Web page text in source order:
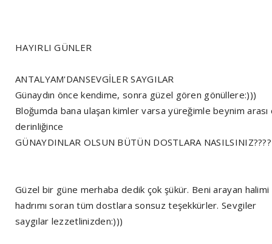
HAYIRLI GÜNLER
ANTALYAM'DANSEVGİLER SAYGILAR
Günaydın önce kendime, sonra güzel gören gönüllere:)))
Bloğumda bana ulaşan kimler varsa yüreğimle beynim arası
derinliğince
GÜNAYDINLAR OLSUN BÜTÜN DOSTLARA NASILSINIZ????
Güzel bir güne merhaba dedik çok şükür. Beni arayan halimi
hadrımı soran tüm dostlara sonsuz teşekkürler. Sevgiler
saygılar lezzetlinizden:)))